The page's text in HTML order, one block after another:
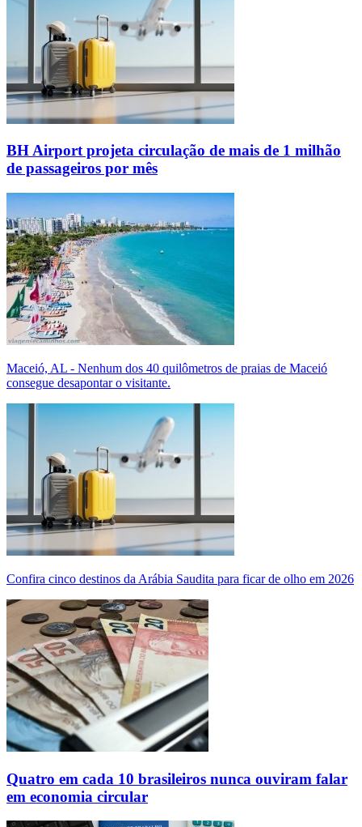
BH Airport projeta circulação de mais de 1 milhão
de passageiros por mês
Maceió, AL - Nenhum dos 40 quilômetros de praias de Maceió
consegue desapontar o visitante.
Confira cinco destinos da Arábia Saudita para ficar de olho em 2026
Quatro em cada 10 brasileiros nunca ouviram falar
em economia circular